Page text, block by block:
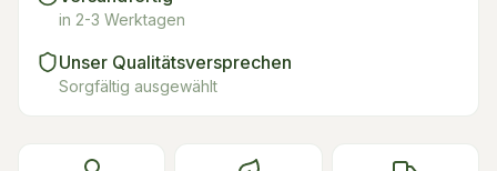
in 2-3 Werktagen
Unser Qualitätsversprechen
Sorgfältig ausgewählt